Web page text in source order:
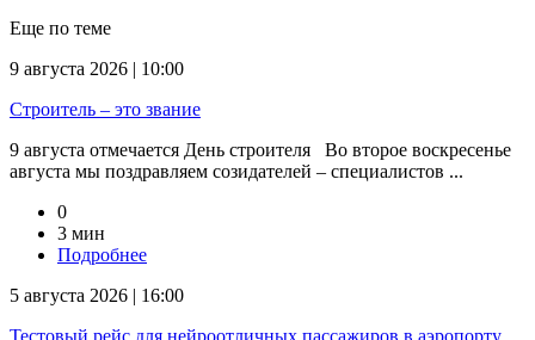
Еще по теме
9 августа 2026 | 10:00
Строитель – это звание
9 августа отмечается День строителя Во второе воскресенье
августа мы поздравляем созидателей – специалистов ...
0
3 мин
Подробнее
5 августа 2026 | 16:00